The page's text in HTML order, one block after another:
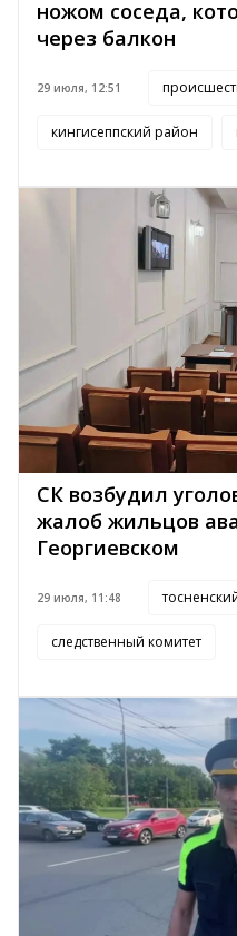
ножом соседа,
через балкон
29 июля, 12:51
кингисеппский район
СК возбудил
жалоб жильцов
Георгиевском
29 июля, 11:48
следственный комитет